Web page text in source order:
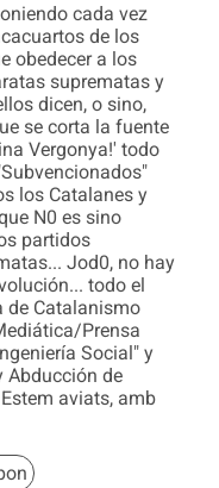
cada vez
de los
obedecer a los
suprematas y
dicen, o sino,
se corta la fuente
Vergonya!' todo
los Catalanes y
N0 es sino
partidos
Jod0, no hay
todo el
de Catalanismo
Prensa
Social" y
Abducción de
aviats, amb